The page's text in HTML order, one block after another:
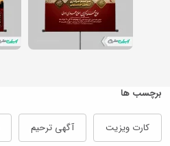
برچسب ها
کارت ویزیت آگهی ترحیم